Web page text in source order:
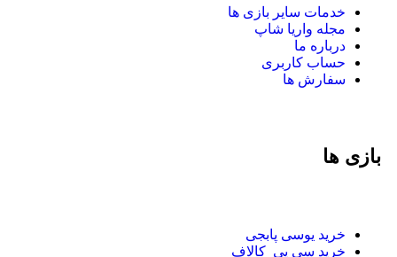
خدمات سایر بازی ها
مجله واریا شاپ
درباره ما
حساب کاربری
سفارش ها
بازی ها
خرید یوسی پابجی
خرید سی پی کالاف